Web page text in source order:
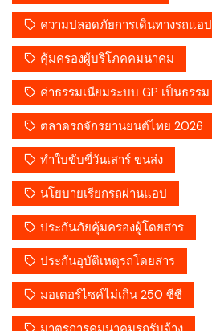
ความปลอดภัยการเดินทางรถแอป
คุ้มครองผู้บริโภคคมนาคม
ค่าธรรมเนียมระบบ GP เป็นธรรม
ตลาดรถจักรยานยนต์ไทย 2026
ทำใบขับขี่วันเสาร์ ขนส่ง
นโยบายเรียกรถผ่านแอป
ประกันภัยคุ้มครองผู้โดยสาร
ประกันอุบัติเหตุรถโดยสาร
มอเตอร์ไซค์ไม่เกิน 250 ซีซี